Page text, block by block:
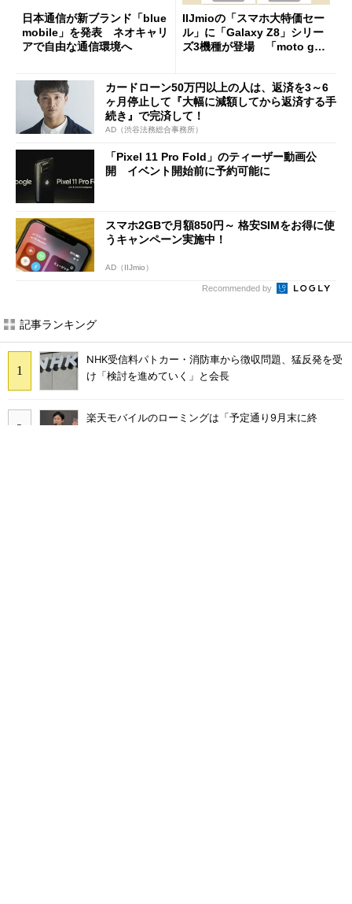
日本通信が新ブランド「blue
mobile」を発表 ネオキャリ
アで自由な通信環境へ
IIJmioの「スマホ大特価セー
ル」に「Galaxy Z8」シリー
ズ3機種が登場 「moto g37
カードローン50万円以上の人は、返済を3～6
ヶ月停止して『大幅に減額してから返済する手
続き』で完済して！
AD（渋谷法務総合事務所）
「Pixel 11 Pro Fold」のティーザー動画公
開 イベント開始前に予約可能に
スマホ2GBで月額850円～ 格安SIMをお得に使
うキャンペーン実施中！
AD（IIJmio）
Recommended by
記事ランキング
NHK受信料パトカー・消防車から徴収問題、猛反発を受
け「検討を進めていく」と会長
楽天モバイルのローミングは「予定通り9月末に終